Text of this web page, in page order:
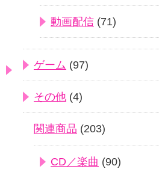
動画配信 (71)
ゲーム (97)
その他 (4)
関連商品 (203)
CD／楽曲 (90)